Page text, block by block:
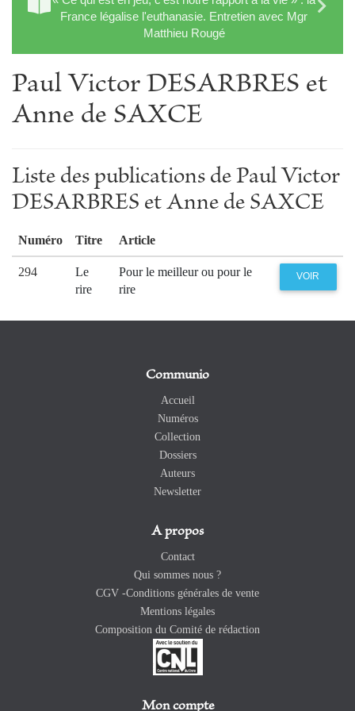
France légalise l'euthanasie. Entretien avec Mgr
Matthieu Rougé
Paul Victor DESARBRES et
Anne de SAXCE
Liste des publications de Paul Victor
DESARBRES et Anne de SAXCE
Numéro Titre Article
294
Le
rire
Pour le meilleur ou pour le
rire
VOIR
Communio
Accueil
Numéros
Collection
Dossiers
Auteurs
Newsletter
A propos
Contact
Qui sommes nous ?
CGV -Conditions générales de vente
Mentions légales
Composition du Comité de rédaction
Mon compte